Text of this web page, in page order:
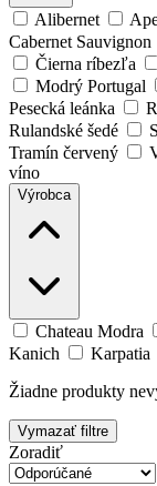
Alibernet
Cabernet Sauvignon
Čierna ríbezľa
Modrý Portugal
Pesecká leánka
Rulandské šedé
Tramín červený
víno
Výrobca
Chateau Modra
Kanich
Karpatia
Žiadne produkty
Vymazať filtre
Zoradiť